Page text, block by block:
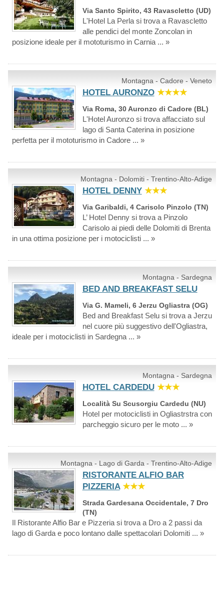
Via Santo Spirito, 43 Ravascletto (UD)
L'Hotel La Perla si trova a Ravascletto
alle pendici del monte Zoncolan in
posizione ideale per il mototurismo in Carnia ... »
Montagna - Cadore - Veneto
HOTEL AURONZO ★★★★
Via Roma, 30 Auronzo di Cadore (BL)
L'Hotel Auronzo si trova affacciato sul
lago di Santa Caterina in posizione
perfetta per il mototurismo in Cadore ... »
Montagna - Dolomiti - Trentino-Alto-Adige
HOTEL DENNY ★★★
Via Garibaldi, 4 Carisolo Pinzolo (TN)
L’ Hotel Denny si trova a Pinzolo
Carisolo ai piedi delle Dolomiti di Brenta
in una ottima posizione per i motociclisti ... »
Montagna - Sardegna
BED AND BREAKFAST SELU
Via G. Mameli, 6 Jerzu Ogliastra (OG)
Bed and Breakfast Selu si trova a Jerzu
nel cuore più suggestivo dell'Ogliastra,
ideale per i motociclisti in Sardegna ... »
Montagna - Sardegna
HOTEL CARDEDU ★★★
Località Su Scusorgiu Cardedu (NU)
Hotel per motociclisti in Ogliastrstra con
parcheggio sicuro per le moto ... »
Montagna - Lago di Garda - Trentino-Alto-Adige
RISTORANTE ALFIO BAR
PIZZERIA ★★★
Strada Gardesana Occidentale, 7 Dro
(TN)
Il Ristorante Alfio Bar e Pizzeria si trova a Dro a 2 passi da
lago di Garda e poco lontano dalle spettacolari Dolomiti ... »